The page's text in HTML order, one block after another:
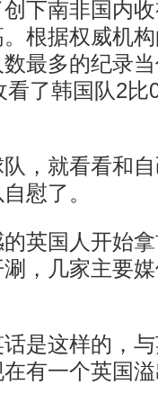
南非国内收
根据权威机
最多的纪录
了韩国队2比
就看看和自
慰了。
国人开始拿
，几家主要
这样的，与
有一个英国